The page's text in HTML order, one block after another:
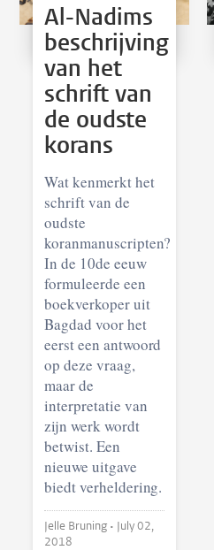
Al-Nadims
beschrijving
van het
schrift van
de oudste
korans
Wat kenmerkt het
schrift van de
oudste
koranmanuscripten?
In de 10de eeuw
formuleerde een
boekverkoper uit
Bagdad voor het
eerst een antwoord
op deze vraag,
maar de
interpretatie van
zijn werk wordt
betwist. Een
nieuwe uitgave
biedt verheldering.
Jelle Bruning • July 02,
2018